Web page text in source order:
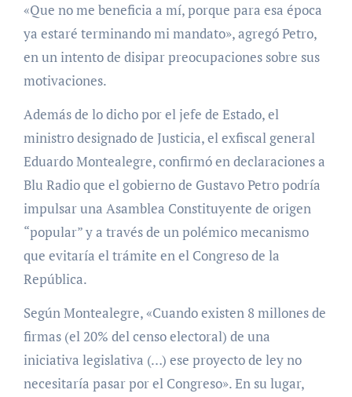
«Que no me beneficia a mí, porque para esa época
ya estaré terminando mi mandato», agregó Petro,
en un intento de disipar preocupaciones sobre sus
motivaciones.
Además de lo dicho por el jefe de Estado, el
ministro designado de Justicia, el exfiscal general
Eduardo Montealegre, confirmó en declaraciones a
Blu Radio que el gobierno de Gustavo Petro podría
impulsar una Asamblea Constituyente de origen
“popular” y a través de un polémico mecanismo
que evitaría el trámite en el Congreso de la
República.
Según Montealegre, «Cuando existen 8 millones de
firmas (el 20% del censo electoral) de una
iniciativa legislativa (…) ese proyecto de ley no
necesitaría pasar por el Congreso». En su lugar,